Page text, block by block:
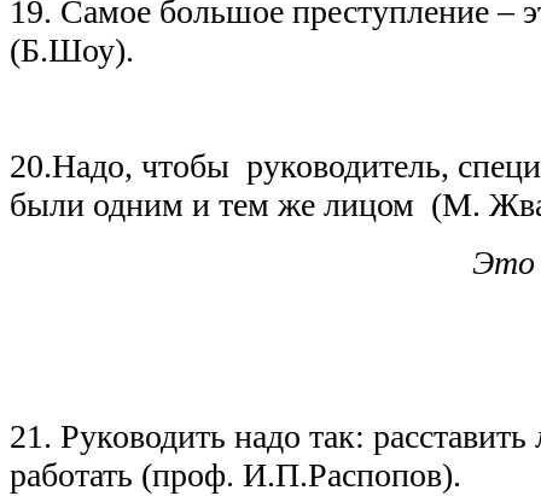
19. Самое большое преступление –
(Б.Шоу).
20.Надо, чтобы руководитель,
были одним и тем же лицом (М.
Это
21. Руководить надо так:
работать (проф. И.П.Распопов).